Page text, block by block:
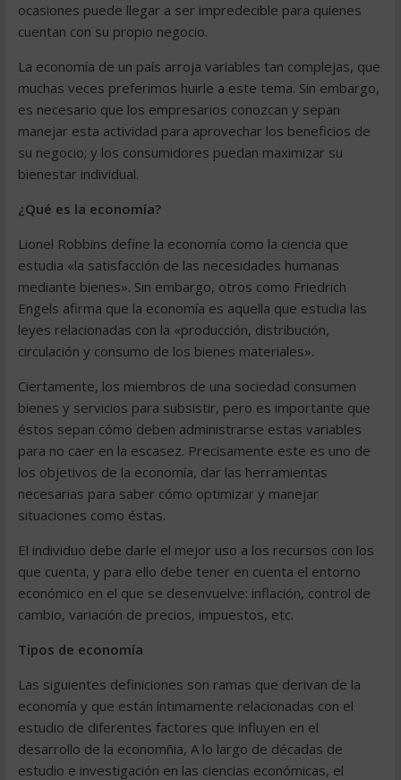
ocasiones puede llegar a ser impredecible para quienes
cuentan con su propio negocio.
La economía de un país arroja variables tan complejas, que
muchas veces preferimos huirle a este tema. Sin embargo,
es necesario que los empresarios conozcan y sepan
manejar esta actividad para aprovechar los beneficios de
su negocio; y los consumidores puedan maximizar su
bienestar individual.
¿Qué es la economía?
Lionel Robbins define la economía como la ciencia que
estudia «la satisfacción de las necesidades humanas
mediante bienes». Sin embargo, otros como Friedrich
Engels afirma que la economía es aquella que estudia las
leyes relacionadas con la «producción, distribución,
circulación y consumo de los bienes materiales».
Ciertamente, los miembros de una sociedad consumen
bienes y servicios para subsistir, pero es importante que
éstos sepan cómo deben administrarse estas variables
para no caer en la escasez. Precisamente este es uno de
los objetivos de la economía, dar las herramientas
necesarias para saber cómo optimizar y manejar
situaciones como éstas.
El individuo debe darle el mejor uso a los recursos con los
que cuenta, y para ello debe tener en cuenta el entorno
económico en el que se desenvuelve: inflación, control de
cambio, variación de precios, impuestos, etc.
Tipos de economía
Las siguientes definiciones son ramas que derivan de la
economía y que están íntimamente relacionadas con el
estudio de diferentes factores que influyen en el
desarrollo de la economñia, A lo largo de décadas de
estudio e investigación en las ciencias económicas, el